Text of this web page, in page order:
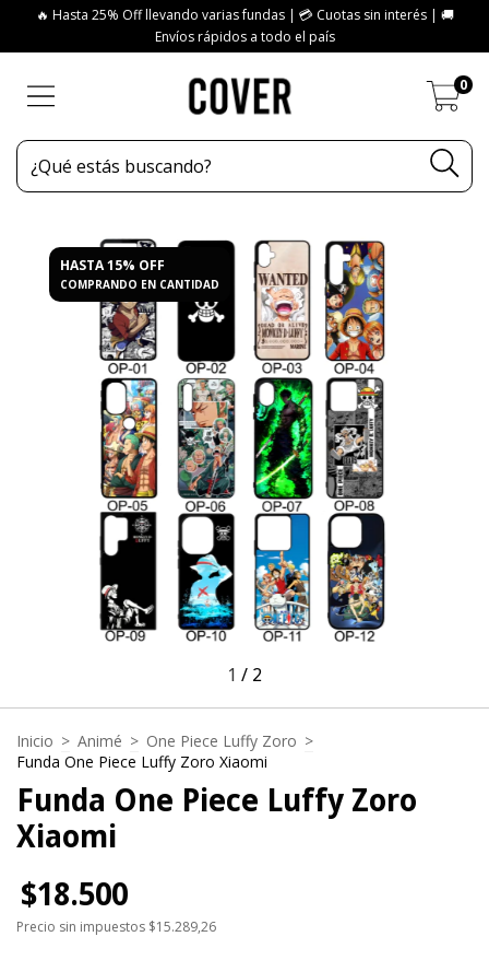
🔥 Hasta 25% Off llevando varias fundas | 💳 Cuotas sin interés | 🚚
Envíos rápidos a todo el país
0
HASTA 15% OFF
COMPRANDO EN CANTIDAD
1 / 2
Inicio > Animé > One Piece Luffy Zoro >
Funda One Piece Luffy Zoro Xiaomi
Funda One Piece Luffy Zoro
Xiaomi
$18.500
Precio sin impuestos $15.289,26